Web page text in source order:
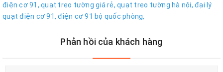
điện cơ 91, quạt treo tường giá rẻ, quạt treo tường hà nội, đại lý
quạt điện cơ 91, điện cơ 91 bộ quốc phòng,
Phản hồi của khách hàng